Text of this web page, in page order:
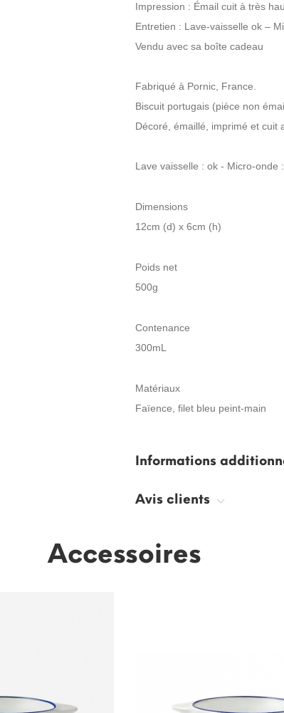
Impression : Émail cuit à très
Entretien : Lave-vaisselle ok –
Vendu avec sa boîte cadeau
Fabriqué à Pornic, France.
Biscuit portugais (pièce non
Décoré, émaillé, imprimé et cuit
Lave vaisselle : ok - Micro-onde
Dimensions
12cm (d) x 6cm (h)
Poids net
500g
Contenance
300mL
Matériaux
Faïence, filet bleu peint-main
Informations
Avis clients
Accessoires